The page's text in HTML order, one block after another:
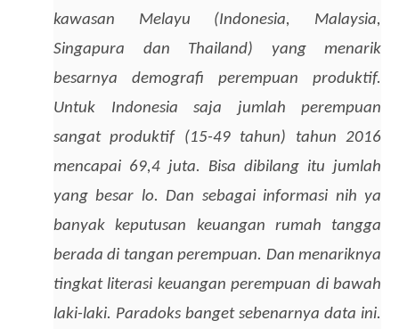
kawasan Melayu (Indonesia, Malaysia,
Singapura dan Thailand) yang menarik
besarnya demografi perempuan produktif.
Untuk Indonesia saja jumlah perempuan
sangat produktif (15-49 tahun) tahun 2016
mencapai 69,4 juta. Bisa dibilang itu jumlah
yang besar lo. Dan sebagai informasi nih ya
banyak keputusan keuangan rumah tangga
berada di tangan perempuan. Dan menariknya
tingkat literasi keuangan perempuan di bawah
laki-laki. Paradoks banget sebenarnya data ini.